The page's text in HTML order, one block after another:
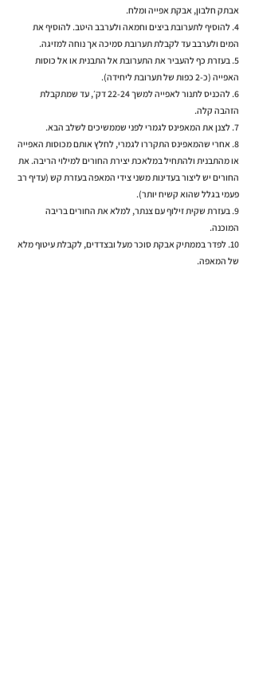
אבתק חלבון, אבקת אפייה ומלח.
4. להוסיף לתערובת ביצים וחמאה ולערבב היטב. להוסיף את
המים ולערבב עד לקבלת תערובת סמיכה אך נוחה למזיגה.
5. בעזרת כף להעביר את התערובת אל התבנית או אל כוסות
האפייה (כ-2 כפות של תערובת ליחידה).
6. להכניס לתנור לאפייה למשך 22-24 דק׳, עד שמתקבלת
הזהבה קלה.
7. לצנן את המאפינס לגמרי לפני שממשיכים לשלב הבא.
8. אחרי שהמאפינס התקררו לגמרי, לחלץ אותם מכוסות האפייה
או מהתבנית ולהתחיל במלאכת יצירת החורים למילוי הריבה. את
החורים יש ליצור בעדינות משני צידי המאפה בעזרת קש (עדיף רב
פעמי בגלל שהוא קשיח יותר).
9. בעזרת שקית זילוף עם צנתר, למלא את החורים בריבה
המוכנה.
10. לפדר בממתיק אבקת סוכר מעל ובצדדים, לקבלת עיטוף מלא
של המאפה.